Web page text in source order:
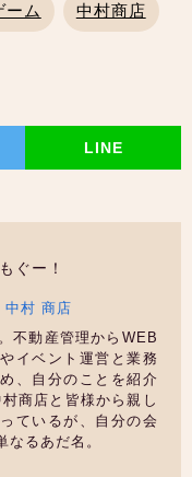
ーム 中村商店
LINE
ぐー！
中村 商店
不動産管理からWEB
イベント運営と業務
、自分のことを紹介
商店と皆様から親し
ているが、自分の会
なるあだ名。